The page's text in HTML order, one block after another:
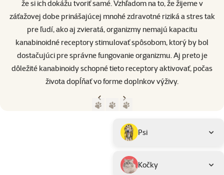
že si ich dokážu tvoriť samé. Vzhľadom na to, že žijeme v
záťažovej dobe prinášajúcej mnohé zdravotné riziká a stres tak
pre ľudí, ako aj zvieratá, organizmy nemajú kapacitu
kanabinoidné receptory stimulovať spôsobom, ktorý by bol
dostačujúci pre správne fungovanie organizmu. Aj preto je
dôležité kanabinoidy schopné tieto receptory aktivovať, počas
života dopĺňať vo forme doplnkov výživy.
Předchozí stranaNásledující strana
Podkategorie
Psi
Kočky